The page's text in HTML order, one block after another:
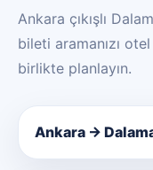
Ankara çıkışlı
bileti aramanızı
birlikte planlayın.
Ankara →